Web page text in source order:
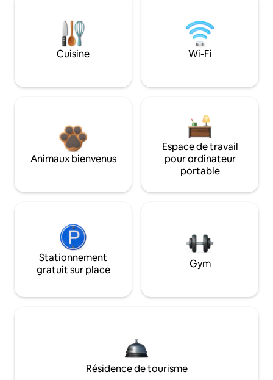
Cuisine Wi-Fi
Animaux bienvenus
Espace de travail
pour ordinateur
portable
Stationnement
gratuit sur place
Gym
Résidence de tourisme